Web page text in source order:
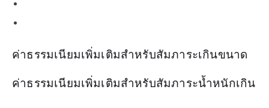
ค่าธรรมเนียมเพิ่มเติมสำหรับสัมภาระเกินขนาด
ค่าธรรมเนียมเพิ่มเติมสำหรับสัมภาระน้ำหนักเกิน